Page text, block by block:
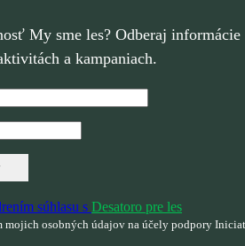
My sme les? Odberaj informácie
a kampaniach.
súhlasu s Desatoro pre les
mojich osobných údajov na účely podpory